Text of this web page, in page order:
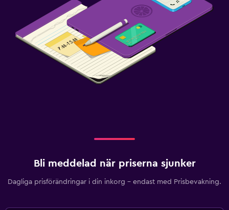
Familjevänligt
Barnsängar tillgängliga
Böcker, Dvd:er, musik för barn
ByxpressBli meddelad när priserna sjunker
Dagliga prisförändringar i din inkorg – endast med Prisbevakning.